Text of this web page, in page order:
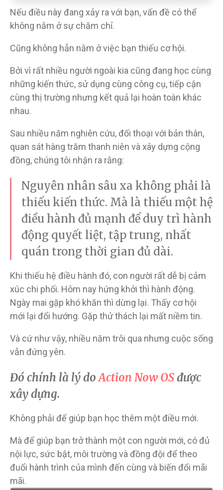
Nếu điều này đang xảy ra với bạn, vấn đề có thể
không nằm ở sự chăm chỉ.
Cũng không hẳn nằm ở việc bạn thiếu cơ hội.
Bởi vì rất nhiều người ngoài kia cũng đang học cùng
những kiến thức, sử dụng cùng công cụ, tiếp cận
cùng thị trường nhưng kết quả lại hoàn toàn khác
nhau.
Sau nhiều năm nghiên cứu, đối thoại với bản thân,
quan sát hàng trăm thanh niên và xây dựng cộng
đồng, chúng tôi nhận ra rằng:
Nguyên nhân sâu xa không phải là
thiếu kiến thức. Mà là thiếu một hệ
điều hành đủ mạnh để duy trì hành
động quyết liệt, tập trung, nhất
quán trong thời gian đủ dài.
Khi thiếu hệ điều hành đó, con người rất dễ bị cảm
xúc chi phối. Hôm nay hứng khởi thì hành động.
Ngày mai gặp khó khăn thì dừng lại. Thấy cơ hội
mới lại đổi hướng. Gặp thử thách lại mất niềm tin.
Và cứ như vậy, nhiều năm trôi qua nhưng cuộc sống
vẫn đứng yên.
Đó chính là lý doAction Now OSđược
xây dựng.
Không phải để giúp bạn học thêm một điều mới.
Mà để giúp bạn trở thành một con người mới, có đủ
nội lực, sức bật, môi trường và đồng đội để theo
đuổi hành trình của mình đến cùng và biến đổi mãi
mãi.